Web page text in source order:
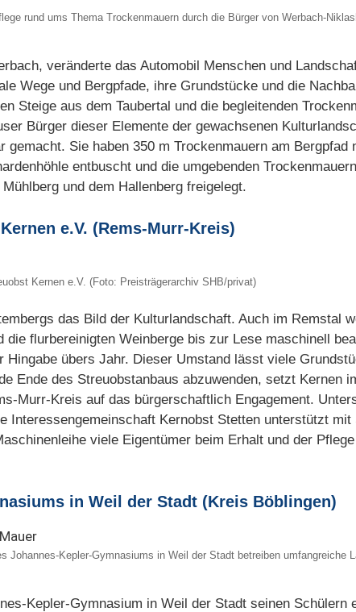
rund ums Thema Trockenmauern durch die Bürger von Werbach-
veränderte das Automobil Menschen und
Wege und Bergpfade, ihre Grundstücke und die
Steige aus dem Taubertal und die begleitenden
Bürger dieser Elemente der gewachsenen
gemacht. Sie haben 350 m Trockenmauern am Bergpfad
entbuscht und die umgebenden
und dem Hallenberg freigelegt.
e.V. (Rems-Murr-Kreis)
Kernen e.V. (Foto: Preisträgerarchiv SHB/privat)
das Bild der Kulturlandschaft. Auch im Remstal
die flurbereinigten Weinberge bis zur Lese maschinell
Hingabe übers Jahr. Dieser Umstand lässt viele
Ende des Streuobstanbaus abzuwenden, setzt Kernen
Murr-Kreis auf das bürgerschaftlich Engagement.
Interessengemeinschaft Kernobst Stetten unterstützt mit
viele Eigentümer beim Erhalt und der
in Weil der Stadt (Kreis Böblingen)
Johannes-Kepler-Gymnasiums in Weil der Stadt betreiben umfangreiche
Kepler-Gymnasium in Weil der Stadt seinen Schülern